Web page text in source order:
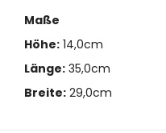
Maße
Höhe: 14,0cm
Länge: 35,0cm
Breite: 29,0cm